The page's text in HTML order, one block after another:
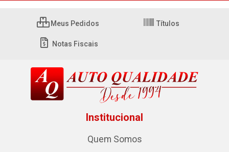
Meus Pedidos Títulos
Notas Fiscais
Institucional
Quem Somos